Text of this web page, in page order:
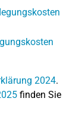
2024.
finden Sie